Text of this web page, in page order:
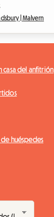
|Malvern
casa del anfitrión
de huéspedes